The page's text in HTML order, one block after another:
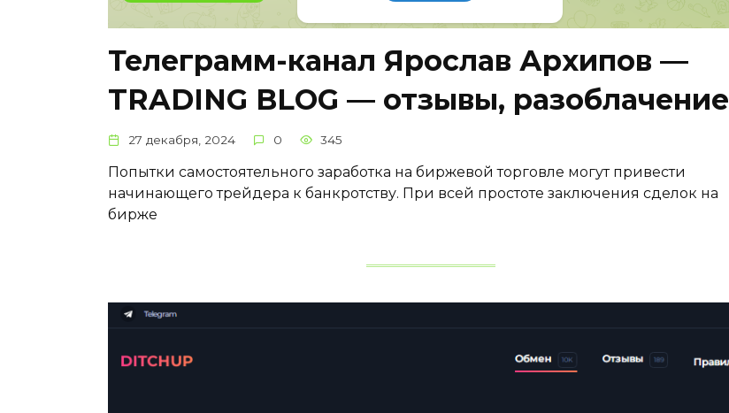
Телеграмм-канал Ярослав Архипов —
TRADING BLOG — отзывы, разоблачение
27 декабря, 2024 0 345
Попытки самостоятельного заработка на биржевой торговле могут привести
начинающего трейдера к банкротству. При всей простоте заключения сделок на
бирже